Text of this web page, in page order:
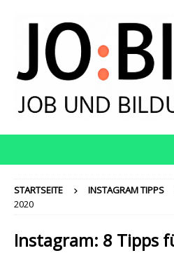
STARTSEITE INSTAGRAM TIPPS
2020
Instagram: 8 Tipps